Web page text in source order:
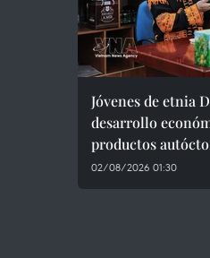
Jóvenes de etnia
desarrollo
productos
02/08/2026 01:30